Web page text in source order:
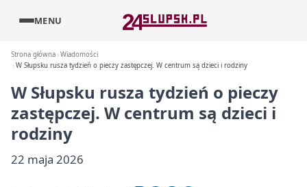
MENU
Strona główna Wiadomości
W Słupsku rusza tydzień o pieczy zastępczej. W centrum są dzieci i rodziny
W Słupsku rusza tydzień o pieczy
zastępczej. W centrum są dzieci i
rodziny
22 maja 2026